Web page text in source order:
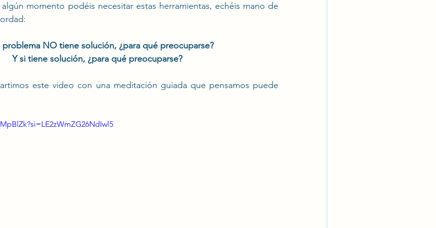
momento podéis necesitar estas herramientas, echéis mano de
problema NO tiene solución, ¿para qué preocuparse?
Y si tiene solución, ¿para qué preocuparse?
este video con una meditación guiada que pensamos puede